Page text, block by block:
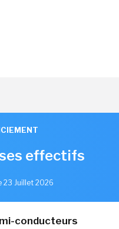
effectifs
23 Juillet 2026
conducteurs